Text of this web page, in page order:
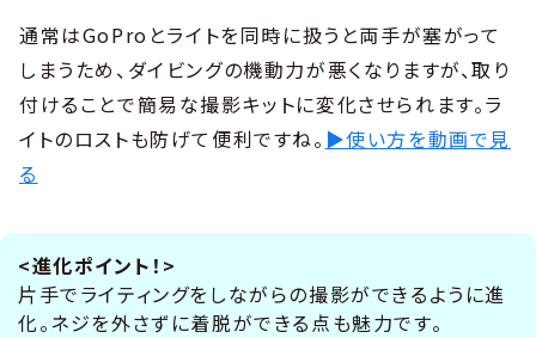
通常はGoProとライトを同時に扱うと両手が塞がって
しまうため、ダイビングの機動力が悪くなりますが、取り
付けることで簡易な撮影キットに変化させられます。ラ
イトのロストも防げて便利ですね。 ▶使い方を動画で見
る
<進化ポイント！>
片手でライティングをしながらの撮影ができるように進
化。ネジを外さずに着脱ができる点も魅力です。